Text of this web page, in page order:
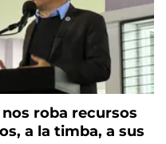
roba recursos
a la timba, a sus